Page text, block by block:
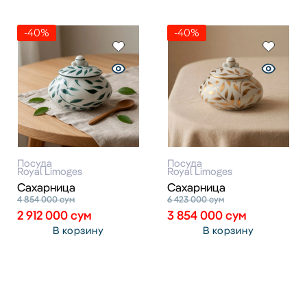
-40%
Посуда
Royal Limoges
Сахарница
4 854 000сум
2 912 000сум
В корзину
-40%
Посуда
Royal Limoges
Сахарница
6 423 000сум
3 854 000сум
В корзину